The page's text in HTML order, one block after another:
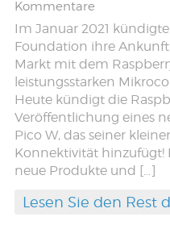
Kommentare
Im Januar 2021
Foundation ihre
Markt mit dem
leistungsstarken
Heute kündigt die
Veröffentlichung eines
Pico W, das seiner
Konnektivität hinzufügt!
neue Produkte und […]
Lesen Sie den Rest